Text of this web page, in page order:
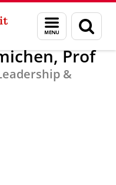
Menu
en
zoeken
Oehmichen, Prof
Prof
&